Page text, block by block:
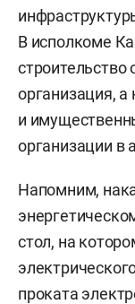
В исполкоме
организация,
и
организации в
Напомним,
стол, на
проката